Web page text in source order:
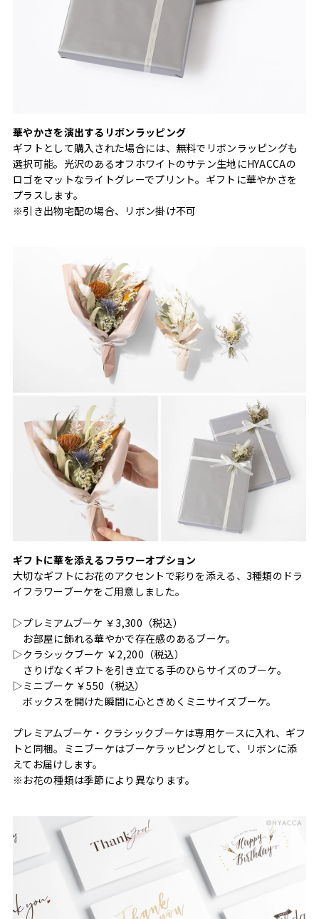
華やかさを演出するリボンラッピング
ギフトとして購入された場合には、無料でリボンラッピングも
選択可能。光沢のあるオフホワイトのサテン生地にHYACCAの
ロゴをマットなライトグレーでプリント。ギフトに華やかさを
プラスします。
※引き出物宅配の場合、リボン掛け不可
ギフトに華を添えるフラワーオプション
大切なギフトにお花のアクセントで彩りを添える、3種類のドラ
イフラワーブーケをご用意しました。
▷プレミアムブーケ ￥3,300（税込）
お部屋に飾れる華やかで存在感のあるブーケ。
▷クラシックブーケ ￥2,200（税込）
さりげなくギフトを引き立てる手のひらサイズのブーケ。
▷ミニブーケ ￥550（税込）
ボックスを開けた瞬間に心ときめくミニサイズブーケ。
プレミアムブーケ・クラシックブーケは専用ケースに入れ、ギフ
トと同梱。ミニブーケはブーケラッピングとして、リボンに添
えてお届けします。
※お花の種類は季節により異なります。